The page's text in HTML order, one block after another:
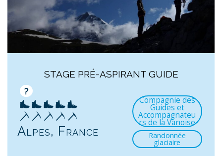
STAGE PRÉ-ASPIRANT GUIDE
?
Alpes, France
Compagnie des
Guides et
Accompagnateu
rs de la Vanoise
Randonnée
glaciaire